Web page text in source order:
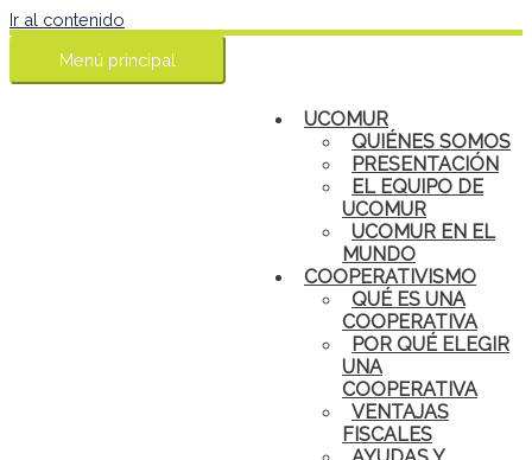
Ir al contenido
Menú principal
UCOMUR
QUIÉNES SOMOS
PRESENTACIÓN
EL EQUIPO DE
UCOMUR
UCOMUR EN EL
MUNDO
COOPERATIVISMO
QUÉ ES UNA
COOPERATIVA
POR QUÉ ELEGIR
UNA
COOPERATIVA
VENTAJAS
FISCALES